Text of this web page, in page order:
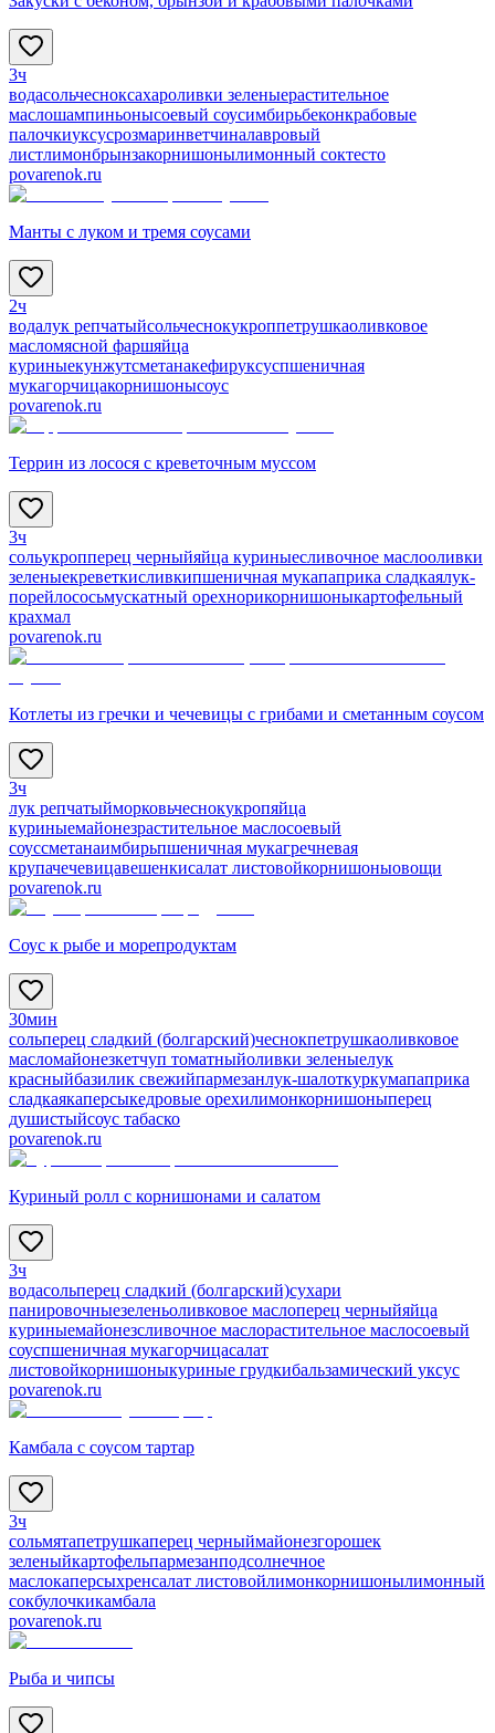
3ч
водасольчесноксахароливки зеленыерастительное
маслошампиньонысоевый соусимбирьбеконкрабовые
палочкиуксусрозмаринветчиналавровый
листлимонбрынзакорнишонылимонный соктесто
povarenok.ru
Манты с луком и тремя соусами
2ч
водалук репчатыйсольчеснокукроппетрушкаоливковое
масломясной фаршяйца
куриныекунжутсметанакефируксуспшеничная
мукагорчицакорнишонысоус
povarenok.ru
Террин из лосося с креветочным муссом
3ч
сольукропперец черныйяйца куриныесливочное маслооливки
зеленыекреветкисливкипшеничная мукапаприка сладкаялук-
порейлососьмускатный орехнорикорнишоныкартофельный
крахмал
povarenok.ru
Котлеты из гречки и чечевицы с грибами и сметанным соусом
3ч
лук репчатыйморковьчеснокукропяйца
куриныемайонезрастительное маслосоевый
соуссметанаимбирьпшеничная мукагречневая
крупачечевицавешенкисалат листовойкорнишоныовощи
povarenok.ru
Соус к рыбе и морепродуктам
30мин
сольперец сладкий (болгарский)чеснокпетрушкаоливковое
масломайонезкетчуп томатныйоливки зеленыелук
красныйбазилик свежийпармезанлук-шалоткуркумапаприка
сладкаякаперсыкедровые орехилимонкорнишоныперец
душистыйсоус табаско
povarenok.ru
Куриный ролл с корнишонами и салатом
3ч
водасольперец сладкий (болгарский)сухари
панировочныезеленьоливковое маслоперец черныйяйца
куриныемайонезсливочное маслорастительное маслосоевый
соуспшеничная мукагорчицасалат
листовойкорнишоныкуриные грудкибальзамический уксус
povarenok.ru
Камбала с соусом тартар
3ч
сольмятапетрушкаперец черныймайонезгорошек
зеленыйкартофельпармезанподсолнечное
маслокаперсыхренсалат листовойлимонкорнишонылимонный
сокбулочкикамбала
povarenok.ru
Рыба и чипсы